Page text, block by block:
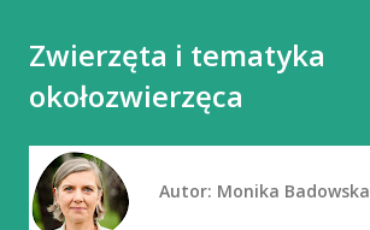
Zwierzęta i tematyka
okołozwierzęca
Autor: Monika Badowska